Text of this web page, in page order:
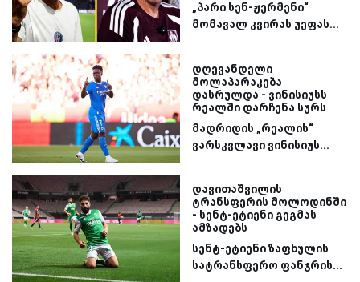
„პარი სენ-ჟერმენი“
მომავალ კვირას უეფას...
დღევანდელი
მოლაპარაკება
დასრულდა - ვინისიუსს
რეალში დარჩენა სურს
მადრიდის „რეალის“
ვარსკვლავი ვინისიუს...
დავითაშვილის
ტრანსფერის მოლოდინში
- სენტ-ეტიენი გეგმას
ამზადებს
სენტ-ეტიენი ზაფხულის
სატრანსფერო ფანჯრის...